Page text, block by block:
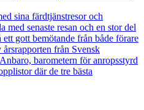
sina färdtjänstresor och
med senaste resan och en stor del
gott bemötande från både förare
från Svensk
barometern för anropsstyrd
där de tre bästa